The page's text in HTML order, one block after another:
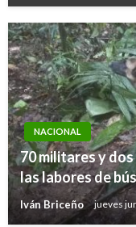
NACIONAL
70 militares y
las labores de
Iván Briceño jueves